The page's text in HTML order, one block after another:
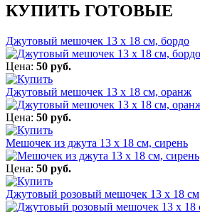
КУПИТЬ ГОТОВЫЕ
Джутовый мешочек 13 х 18 см, бордо
Цена: 50 руб.
Джутовый мешочек 13 х 18 см, оранж
Цена: 50 руб.
Мешочек из джута 13 х 18 см, сирень
Цена: 50 руб.
Джутовый розовый мешочек 13 х 18 см